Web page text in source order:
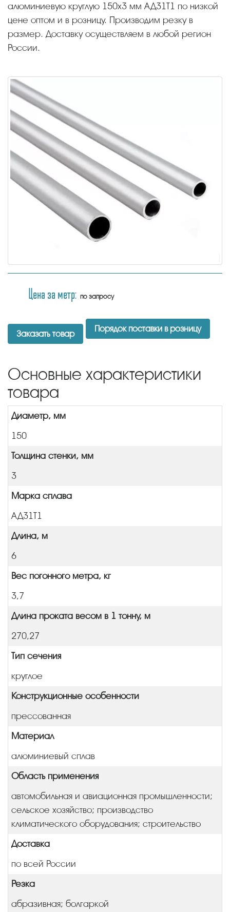
алюминиевую круглую 150х3 мм АД31Т1 по низкой
цене оптом и в розницу. Производим резку в
размер. Доставку осуществляем в любой регион
России.
Цена за метр: по запросу
Заказать товар
Порядок поставки в розницу
Основные характеристики
товара
Диаметр, мм
150
Толщина стенки, мм
3
Марка сплава
АД31Т1
Длина, м
6
Вес погонного метра, кг
3,7
Длина проката весом в 1 тонну, м
270,27
Тип сечения
круглое
Конструкционные особенности
прессованная
Материал
алюминиевый сплав
Область применения
автомобильная и авиационная промышленности;
сельское хозяйство; производство
климатического оборудования; строительство
Доставка
по всей России
Резка
абразивная; болгаркой